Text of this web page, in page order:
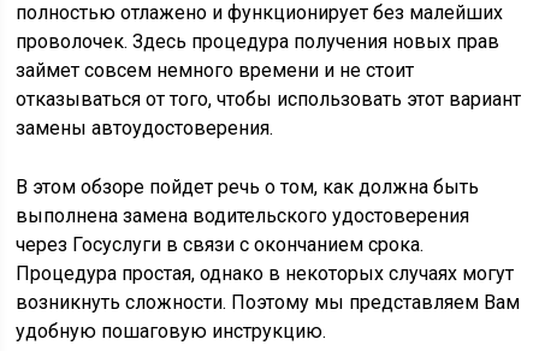
полностью отлажено и функционирует без малейших
проволочек. Здесь процедура получения новых прав
займет совсем немного времени и не стоит
отказываться от того, чтобы использовать этот вариант
замены автоудостоверения.
В этом обзоре пойдет речь о том, как должна быть
выполнена замена водительского удостоверения
через Госуслуги в связи с окончанием срока.
Процедура простая, однако в некоторых случаях могут
возникнуть сложности. Поэтому мы представляем Вам
удобную пошаговую инструкцию.